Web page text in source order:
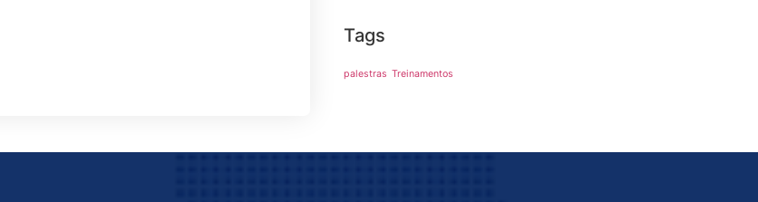
Tags
palestras Treinamentos